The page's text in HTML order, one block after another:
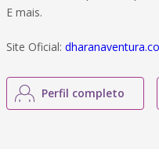
E mais.
Site Oficial:
Perfil completo